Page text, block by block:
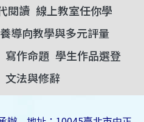
閱讀 線上教室任你學
導向教學與多元評量
寫作命題 學生作品選登
文法與修辭